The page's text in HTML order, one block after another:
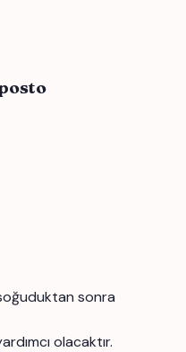
sonra
olacaktır.